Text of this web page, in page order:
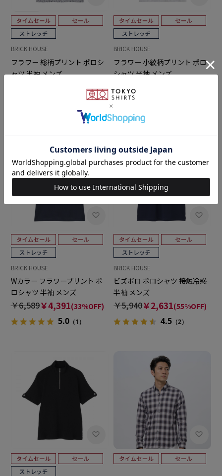
BRICK HOUSE
フラワー 総柄プリント ポロシ
ャツ 半袖 メンズ
(33%OFF)
BRICK HOUSE
フラワー 小紋柄プリント ポロ
シャツ 半袖 メンズ
￥6,589
BRICK HOUSE
Wカラー フラワープリント ポ
ロシャツ 半袖 メンズ
￥6,589￥4,391(33%OFF)
5.0（1）
BRICK HOUSE
ビズポロ ポロシャツ 接触冷感
半袖 メンズ
￥5,940￥2,631(55%OFF)
4.5 （2）